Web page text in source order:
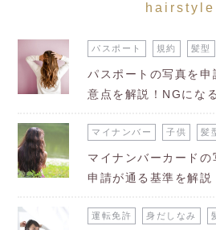
hairstyle
パスポート 規約 髪型
パスポートの写真を
意点を解説！NGにな
マイナンバー 子供 髪
マイナンバーカードの
申請が通る基準を解説
運転免許 身だしなみ